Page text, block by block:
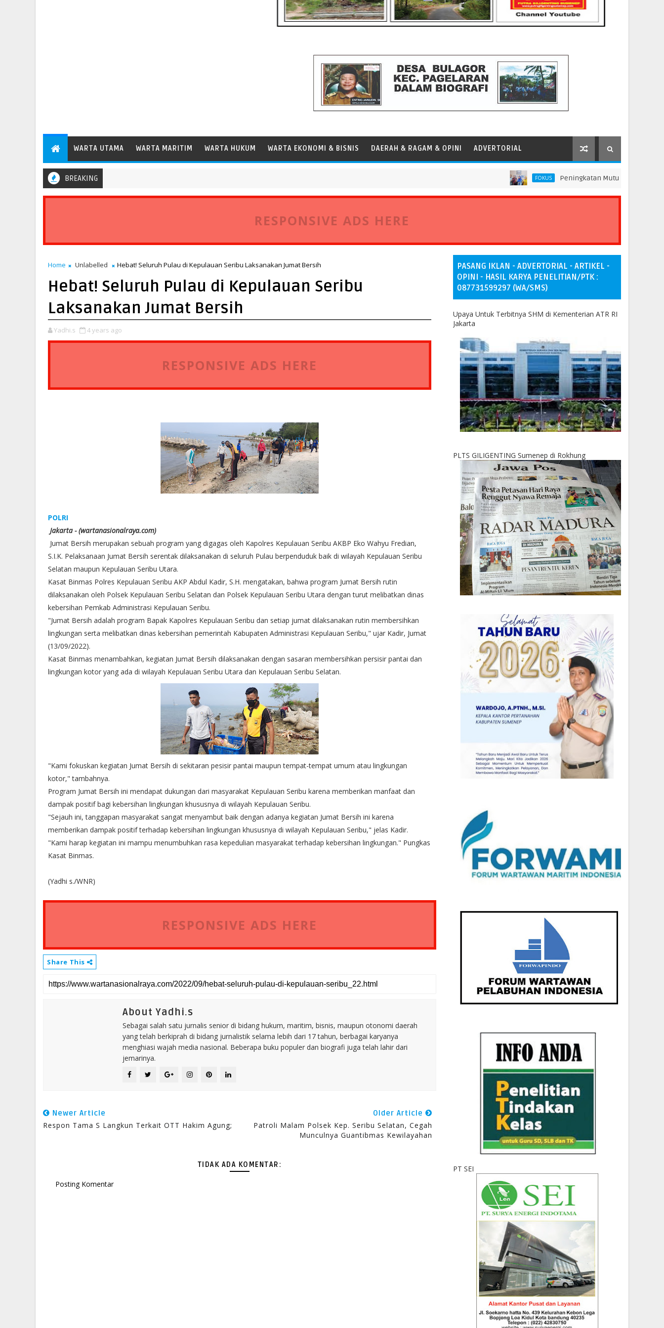
WARTA UTAMA WARTA MARITIM WARTA HUKUM WARTA EKONOMI & BISNIS DAERAH & RAGAM & OPINI ADVERTORIAL
BREAKING FOKUS Peningkatan Mutu Pendidikan di SMP
Pelindo Regional 2 Bengkulu Catat Pertumbuhan Arus Barang 35,6 Persen, Perkuat Peran Pelabuhan bagi Perekonomian Daerah
RESPONSIVE ADS HERE
Home Unlabelled Hebat! Seluruh Pulau di Kepulauan Seribu Laksanakan Jumat Bersih
Hebat! Seluruh Pulau di Kepulauan Seribu
Laksanakan Jumat Bersih
Yadhi.s 4 years ago
RESPONSIVE ADS HERE
POLRI
Jakarta - (wartanasionalraya.com)
Jumat Bersih merupakan sebuah program yang digagas oleh Kapolres Kepulauan Seribu AKBP Eko Wahyu Fredian,
S.I.K. Pelaksanaan Jumat Bersih serentak dilaksanakan di seluruh Pulau berpenduduk baik di wilayah Kepulauan Seribu
Selatan maupun Kepulauan Seribu Utara.
Kasat Binmas Polres Kepulauan Seribu AKP Abdul Kadir, S.H. mengatakan, bahwa program Jumat Bersih rutin
dilaksanakan oleh Polsek Kepulauan Seribu Selatan dan Polsek Kepulauan Seribu Utara dengan turut melibatkan dinas
kebersihan Pemkab Administrasi Kepulauan Seribu.
"Jumat Bersih adalah program Bapak Kapolres Kepulauan Seribu dan setiap jumat dilaksanakan rutin membersihkan
lingkungan serta melibatkan dinas kebersihan pemerintah Kabupaten Administrasi Kepulauan Seribu," ujar Kadir, Jumat
(13/09/2022).
Kasat Binmas menambahkan, kegiatan Jumat Bersih dilaksanakan dengan sasaran membersihkan persisir pantai dan
lingkungan kotor yang ada di wilayah Kepulauan Seribu Utara dan Kepulauan Seribu Selatan.
"Kami fokuskan kegiatan Jumat Bersih di sekitaran pesisir pantai maupun tempat-tempat umum atau lingkungan
kotor," tambahnya.
Program Jumat Bersih ini mendapat dukungan dari masyarakat Kepulauan Seribu karena memberikan manfaat dan
dampak positif bagi kebersihan lingkungan khususnya di wilayah Kepulauan Seribu.
"Sejauh ini, tanggapan masyarakat sangat menyambut baik dengan adanya kegiatan Jumat Bersih ini karena
memberikan dampak positif terhadap kebersihan lingkungan khususnya di wilayah Kepulauan Seribu," jelas Kadir.
"Kami harap kegiatan ini mampu menumbuhkan rasa kepedulian masyarakat terhadap kebersihan lingkungan." Pungkas
Kasat Binmas.
(Yadhi s./WNR)
RESPONSIVE ADS HERE
Share This
About Yadhi.s
Sebagai salah satu jurnalis senior di bidang hukum, maritim, bisnis, maupun otonomi daerah
yang telah berkiprah di bidang jurnalistik selama lebih dari 17 tahun, berbagai karyanya
menghiasi wajah media nasional. Beberapa buku populer dan biografi juga telah lahir dari
jemarinya.
Newer Article
Respon Tama S Langkun Terkait OTT Hakim Agung;
Older Article
Patroli Malam Polsek Kep. Seribu Selatan, Cegah
Munculnya Guantibmas Kewilayahan
TIDAK ADA KOMENTAR:
Posting Komentar
PASANG IKLAN - ADVERTORIAL - ARTIKEL -
OPINI - HASIL KARYA PENELITIAN/PTK :
087731599297 (WA/SMS)
Upaya Untuk Terbitnya SHM di Kementerian ATR RI
Jakarta
PLTS GILIGENTING Sumenep di Rokhung
PT SEI